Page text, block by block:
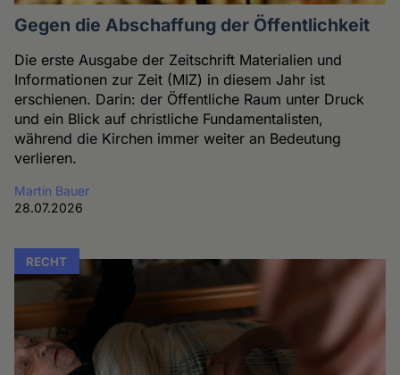
Gegen die Abschaffung der Öffentlichkeit
Die erste Ausgabe der Zeitschrift Materialien und
Informationen zur Zeit (MIZ) in diesem Jahr ist
erschienen. Darin: der Öffentliche Raum unter Druck
und ein Blick auf christliche Fundamentalisten,
während die Kirchen immer weiter an Bedeutung
verlieren.
Martin Bauer
28.07.2026
RECHT